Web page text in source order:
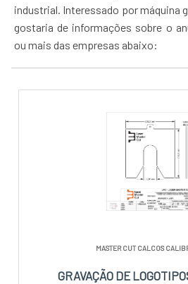
industrial. Interessado por máquina
gostaria de informações sobre o
ou mais das empresas abaixo:
MASTER CUT CALCOS
GRAVAÇÃO DE